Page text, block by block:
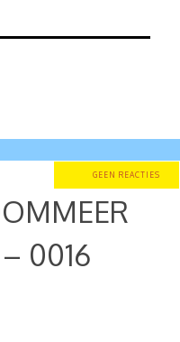
GEEN REACTIES
0016